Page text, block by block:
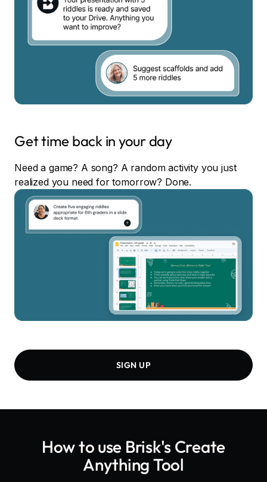
Get time back in your day
Need a game? A song? A random activity you just
realized you need for tomorrow? Done.
SIGN UP
How to use Brisk's Create
Anything Tool